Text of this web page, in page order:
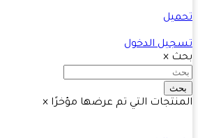
الدخول
×
التي تم عرضها مؤخرًا ×